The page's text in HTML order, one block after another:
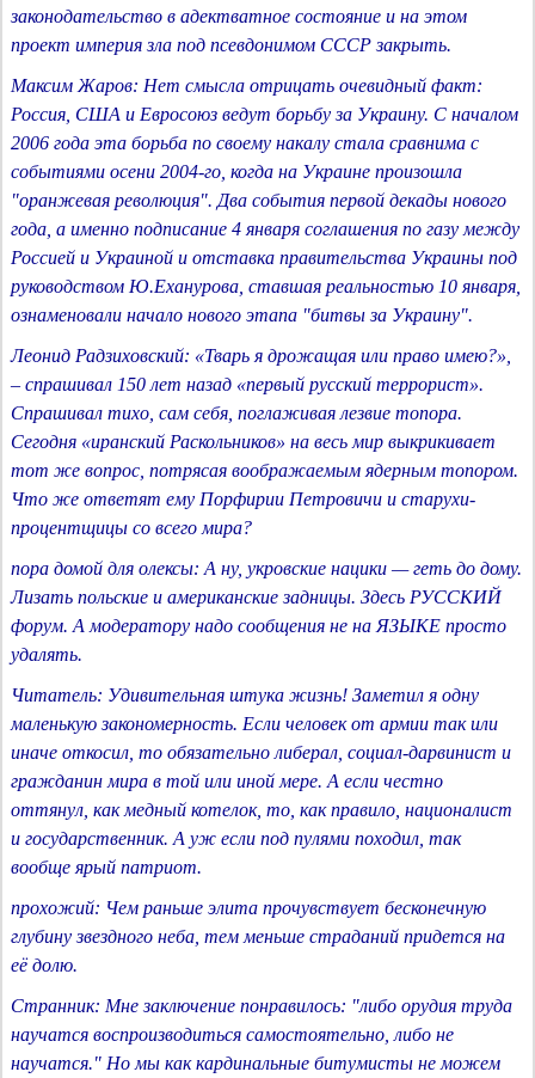
законодательство в адектватное состояние и на этом
проект империя зла под псевдонимом СССР закрыть.
Максим Жаров: Нет смысла отрицать очевидный факт:
Россия, США и Евросоюз ведут борьбу за Украину. С началом
2006 года эта борьба по своему накалу стала сравнима с
событиями осени 2004-го, когда на Украине произошла
"оранжевая революция". Два события первой декады нового
года, а именно подписание 4 января соглашения по газу между
Россией и Украиной и отставка правительства Украины под
руководством Ю.Еханурова, ставшая реальностью 10 января,
ознаменовали начало нового этапа "битвы за Украину".
Леонид Радзиховский: «Тварь я дрожащая или право имею?»,
– спрашивал 150 лет назад «первый русский террорист».
Спрашивал тихо, сам себя, поглаживая лезвие топора.
Сегодня «иранский Раскольников» на весь мир выкрикивает
тот же вопрос, потрясая воображаемым ядерным топором.
Что же ответят ему Порфирии Петровичи и старухи-
процентщицы со всего мира?
пора домой для олексы: А ну, укровские нацики — геть до дому.
Лизать польские и американские задницы. Здесь РУССКИЙ
форум. А модератору надо сообщения не на ЯЗЫКЕ просто
удалять.
Читатель: Удивительная штука жизнь! Заметил я одну
маленькую закономерность. Если человек от армии так или
иначе откосил, то обязательно либерал, социал-дарвинист и
гражданин мира в той или иной мере. А если честно
оттянул, как медный котелок, то, как правило, националист
и государственник. А уж если под пулями походил, так
вообще ярый патриот.
прохожий: Чем раньше элита прочувствует бесконечную
глубину звездного неба, тем меньше страданий придется на
её долю.
Странник: Мне заключение понравилось: "либо орудия труда
научатся воспроизводиться самостоятельно, либо не
научатся." Но мы как кардинальные битумисты не можем